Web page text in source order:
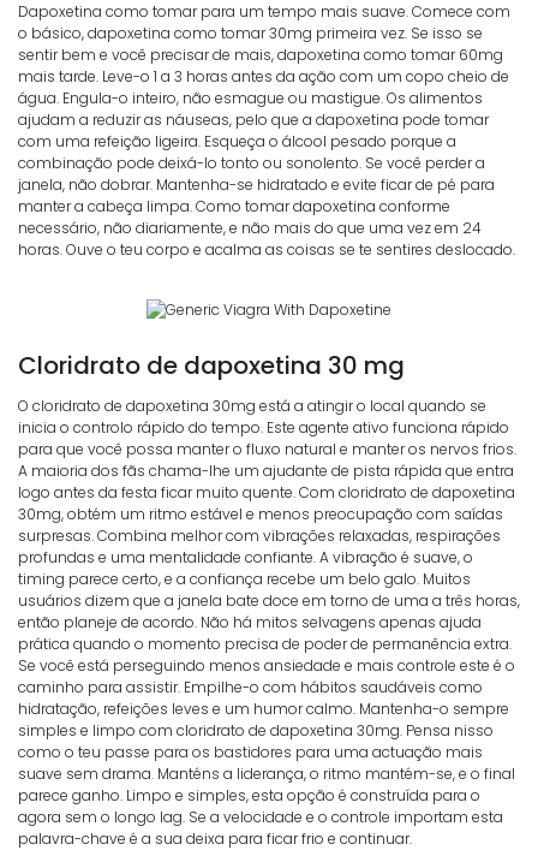
Dapoxetina como tomar para um tempo mais suave. Comece com
o básico, dapoxetina como tomar 30mg primeira vez. Se isso se
sentir bem e você precisar de mais, dapoxetina como tomar 60mg
mais tarde. Leve-o 1 a 3 horas antes da ação com um copo cheio de
água. Engula-o inteiro, não esmague ou mastigue. Os alimentos
ajudam a reduzir as náuseas, pelo que a dapoxetina pode tomar
com uma refeição ligeira. Esqueça o álcool pesado porque a
combinação pode deixá-lo tonto ou sonolento. Se você perder a
janela, não dobrar. Mantenha-se hidratado e evite ficar de pé para
manter a cabeça limpa. Como tomar dapoxetina conforme
necessário, não diariamente, e não mais do que uma vez em 24
horas. Ouve o teu corpo e acalma as coisas se te sentires deslocado.
Cloridrato de dapoxetina 30 mg
O cloridrato de dapoxetina 30mg está a atingir o local quando se
inicia o controlo rápido do tempo. Este agente ativo funciona rápido
para que você possa manter o fluxo natural e manter os nervos frios.
A maioria dos fãs chama-lhe um ajudante de pista rápida que entra
logo antes da festa ficar muito quente. Com cloridrato de dapoxetina
30mg, obtém um ritmo estável e menos preocupação com saídas
surpresas. Combina melhor com vibrações relaxadas, respirações
profundas e uma mentalidade confiante. A vibração é suave, o
timing parece certo, e a confiança recebe um belo galo. Muitos
usuários dizem que a janela bate doce em torno de uma a três horas,
então planeje de acordo. Não há mitos selvagens apenas ajuda
prática quando o momento precisa de poder de permanência extra.
Se você está perseguindo menos ansiedade e mais controle este é o
caminho para assistir. Empilhe-o com hábitos saudáveis como
hidratação, refeições leves e um humor calmo. Mantenha-o sempre
simples e limpo com cloridrato de dapoxetina 30mg. Pensa nisso
como o teu passe para os bastidores para uma actuação mais
suave sem drama. Manténs a liderança, o ritmo mantém-se, e o final
parece ganho. Limpo e simples, esta opção é construída para o
agora sem o longo lag. Se a velocidade e o controle importam esta
palavra-chave é a sua deixa para ficar frio e continuar.